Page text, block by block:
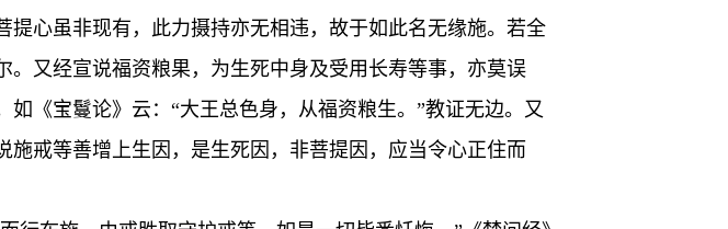
心虽非现有，此力摄持亦无相违，故于如此名无缘施。若全
又经宣说福资粮果，为生死中身及受用长寿等事，亦莫误
《宝鬘论》云：“大王总色身，从福资粮生。”教证无边。又
戒等善增上生因，是生死因，非菩提因，应当令心正住而